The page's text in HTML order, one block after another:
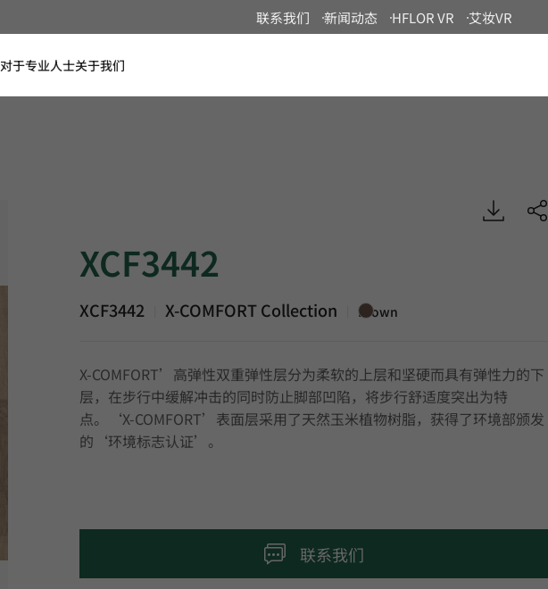
联系我们 新闻动态 HFLOR VR 艾妆VR
对于专业人士关于我们
XCF3442
XCF3442 X-COMFORT Collection Brown
X-COMFORT’高弹性双重弹性层分为柔软的上层和坚硬而具有弹性力的下
层，在步行中缓解冲击的同时防止脚部凹陷，将步行舒适度突出为特
点。‘X-COMFORT’表面层采用了天然玉米植物树脂，获得了环境部颁发
的‘环境标志认证’。
联系我们